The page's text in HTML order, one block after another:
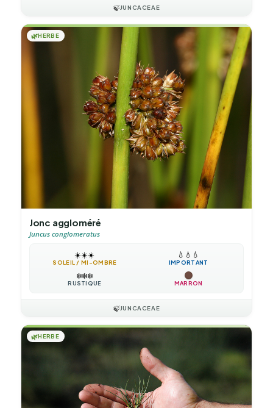
🍃JUNCACEAE
🌿HERBE
Jonc aggloméré
Juncus conglomeratus
☀️☀️☀️
SOLEIL / MI-OMBRE
💧 💧 💧
IMPORTANT
❄️❄️❄️
RUSTIQUE MARRON
🍃JUNCACEAE
🌿HERBE